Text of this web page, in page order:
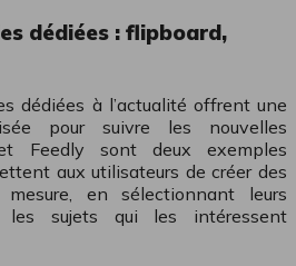
dédiées : flipboard,
dédiées à l’actualité offrent une
pour suivre les nouvelles
Feedly sont deux exemples
aux utilisateurs de créer des
en sélectionnant leurs
les sujets qui les intéressent